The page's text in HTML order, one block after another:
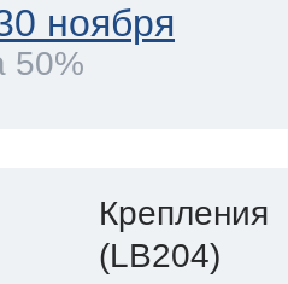
ноября
50%
Крепления
(LB204)